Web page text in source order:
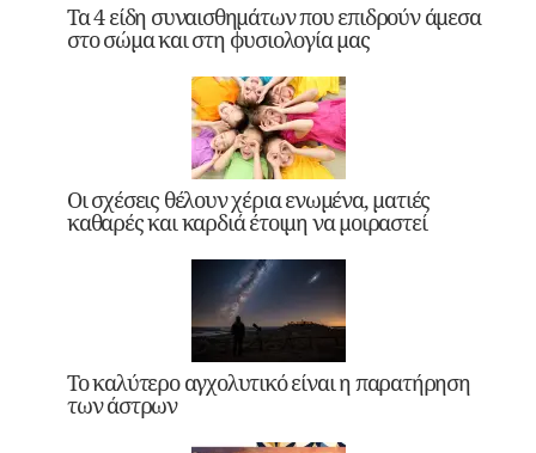
Τα 4 είδη συναισθημάτων που επιδρούν άμεσα
στο σώμα και στη φυσιολογία μας
Οι σχέσεις θέλουν χέρια ενωμένα, ματιές
καθαρές και καρδιά έτοιμη να μοιραστεί
Το καλύτερο αγχολυτικό είναι η παρατήρηση
των άστρων